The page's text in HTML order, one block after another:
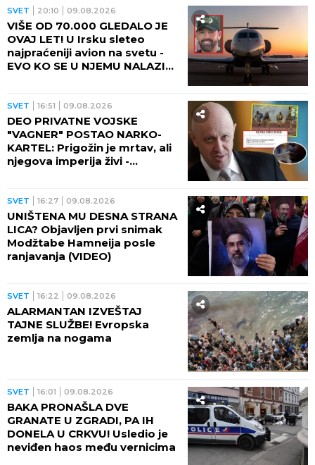
SVET 20:10 09.08.2026
VIŠE OD 70.000 GLEDALO JE
OVAJ LET! U Irsku sleteo
najpraćeniji avion na svetu -
EVO KO SE U NJEMU NALAZIO i
SVET 16:51 09.08.2026
DEO PRIVATNE VOJSKE
"VAGNER" POSTAO NARKO-
KARTEL: Prigožin je mrtav, ali
njegova imperija živi -
SVET 16:27 09.08.2026
UNIŠTENA MU DESNA STRANA
LICA? Objavljen prvi snimak
Modžtabe Hamneija posle
ranjavanja (VIDEO)
SVET 16:22 09.08.2026
ALARMANTAN IZVEŠTAJ
TAJNE SLUŽBE! Evropska
zemlja na nogama
SVET 16:01 09.08.2026
BAKA PRONAŠLA DVE
GRANATE U ZGRADI, PA IH
DONELA U CRKVU! Usledio je
neviđen haos među vernicima